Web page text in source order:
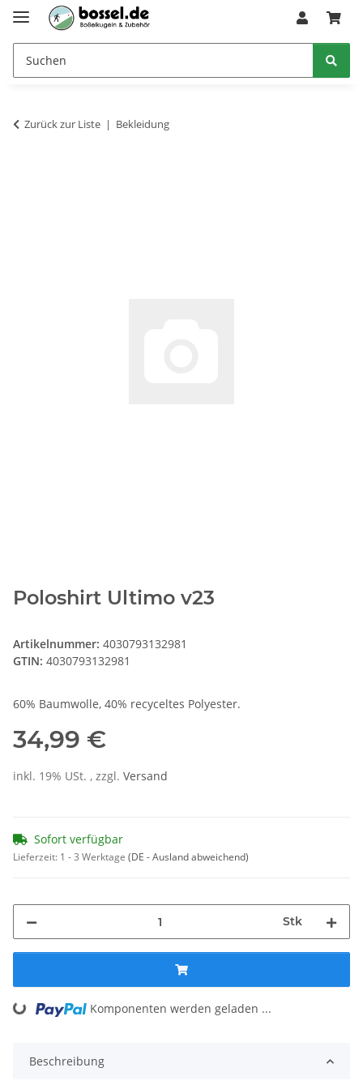
Zurück zur Liste Bekleidung
Poloshirt Ultimo v23
Artikelnummer: 4030793132981
GTIN: 4030793132981
60% Baumwolle, 40% recyceltes Polyester.
34,99 €
inkl. 19% USt. , zzgl. Versand
Sofort verfügbar
Lieferzeit: 1 - 3 Werktage (DE - Ausland abweichend)
Stk
Loading... Komponenten werden geladen ...
Beschreibung